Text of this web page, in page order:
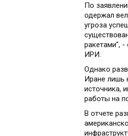
По
одержал
угроза
ракетами", -
ИРИ.
Однако
Иране лишь
источника,
работы на
В отчете